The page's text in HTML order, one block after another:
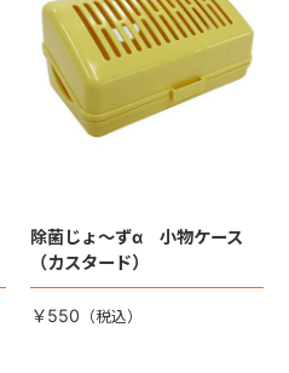
除菌じょ～ずα 小物ケース
（カスタード）
￥550